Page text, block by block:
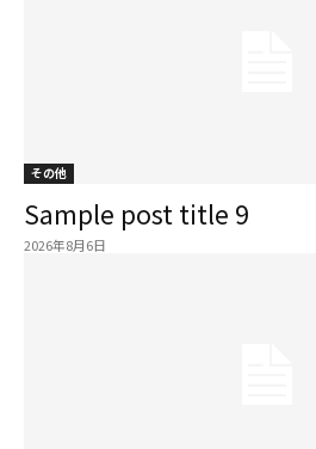
その他
Sample post title 9
2026年8月6日